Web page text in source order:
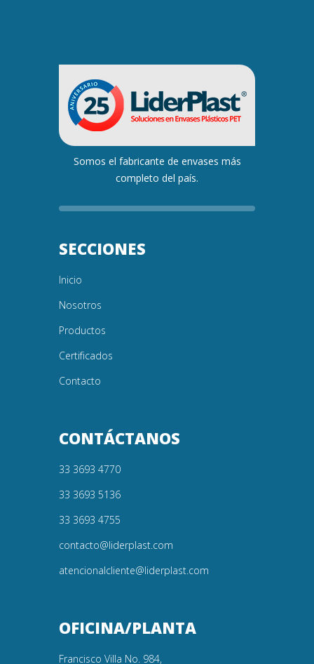
Somos el fabricante de envases más
completo del país.
SECCIONES
Inicio
Nosotros
Productos
Certificados
Contacto
CONTÁCTANOS
33 3693 4770
33 3693 5136
33 3693 4755
contacto@liderplast.com
atencionalcliente@liderplast.com
OFICINA/PLANTA
Francisco Villa No. 984,